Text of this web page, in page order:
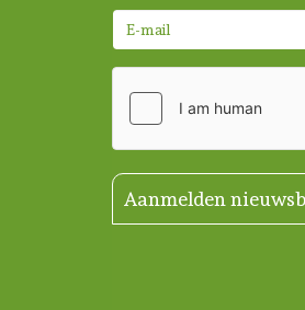
Aanmelden